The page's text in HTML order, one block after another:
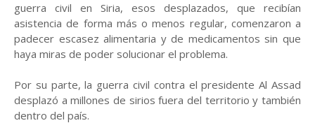
guerra civil en Siria, esos desplazados, que recibían
asistencia de forma más o menos regular, comenzaron a
padecer escasez alimentaria y de medicamentos sin que
haya miras de poder solucionar el problema.
Por su parte, la guerra civil contra el presidente Al Assad
desplazó a millones de sirios fuera del territorio y también
dentro del país.